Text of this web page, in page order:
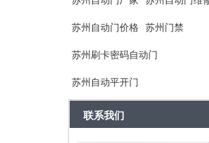
苏州自动门价格 苏州门禁
苏州刷卡密码自动门
苏州自动平开门
联系我们